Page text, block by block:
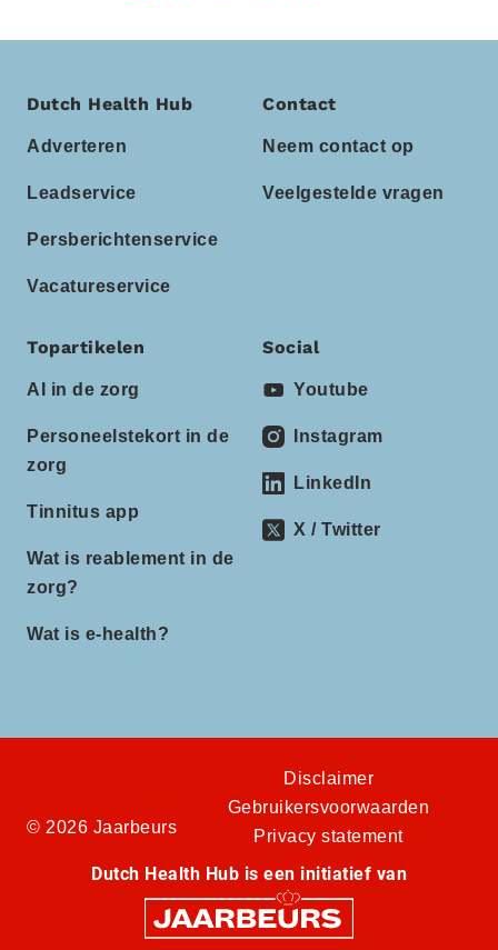
Dutch Health Hub
Adverteren
Leadservice
Persberichtenservice
Vacatureservice
Contact
Neem contact op
Veelgestelde vragen
Topartikelen
AI in de zorg
Personeelstekort in de
zorg
Tinnitus app
Wat is reablement in de
zorg?
Wat is e-health?
Social
Youtube
Instagram
LinkedIn
X / Twitter
© 2026 Jaarbeurs
Disclaimer
Gebruikersvoorwaarden
Privacy statement
Dutch Health Hub is een initiatief van